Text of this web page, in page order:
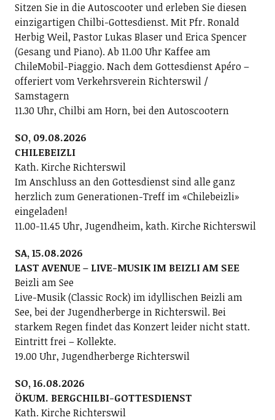
Sitzen Sie in die Autoscooter und erleben Sie diesen
einzigartigen Chilbi-Gottesdienst. Mit Pfr. Ronald
Herbig Weil, Pastor Lukas Blaser und Erica Spencer
(Gesang und Piano). Ab 11.00 Uhr Kaffee am
ChileMobil-Piaggio. Nach dem Gottesdienst Apéro –
offeriert vom Verkehrsverein Richterswil /
Samstagern
11.30 Uhr, Chilbi am Horn, bei den Autoscootern
SO, 09.08.2026
CHILEBEIZLI
Kath. Kirche Richterswil
Im Anschluss an den Gottesdienst sind alle ganz
herzlich zum Generationen-Treff im «Chilebeizli»
eingeladen!
11.00-11.45 Uhr, Jugendheim, kath. Kirche Richterswil
SA, 15.08.2026
LAST AVENUE – LIVE-MUSIK IM BEIZLI AM SEE
Beizli am See
Live-Musik (Classic Rock) im idyllischen Beizli am
See, bei der Jugendherberge in Richterswil. Bei
starkem Regen findet das Konzert leider nicht statt.
Eintritt frei – Kollekte.
19.00 Uhr, Jugendherberge Richterswil
SO, 16.08.2026
ÖKUM. BERGCHILBI-GOTTESDIENST
Kath. Kirche Richterswil